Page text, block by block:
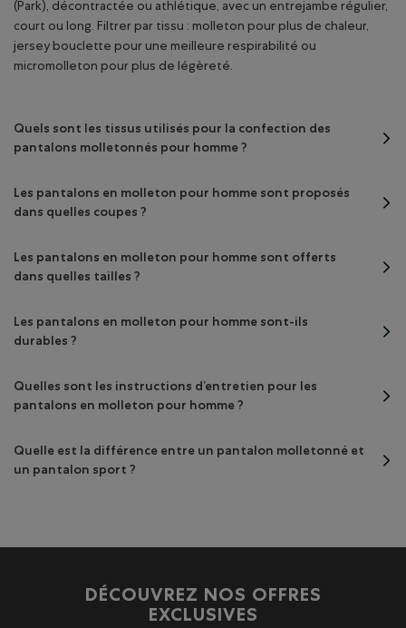
(Park), décontractée ou athlétique, avec un entrejambe régulier,
court ou long. Filtrer par tissu : molleton pour plus de chaleur,
jersey bouclette pour une meilleure respirabilité ou
micromolleton pour plus de légèreté.
Quels sont les tissus utilisés pour la confection des
pantalons molletonnés pour homme ?
Les pantalons en molleton pour homme sont proposés
dans quelles coupes ?
Les pantalons en molleton pour homme sont offerts
dans quelles tailles ?
Les pantalons en molleton pour homme sont-ils
durables ?
Quelles sont les instructions d’entretien pour les
pantalons en molleton pour homme ?
Quelle est la différence entre un pantalon molletonné et
un pantalon sport ?
DÉCOUVREZ NOS OFFRES
EXCLUSIVES